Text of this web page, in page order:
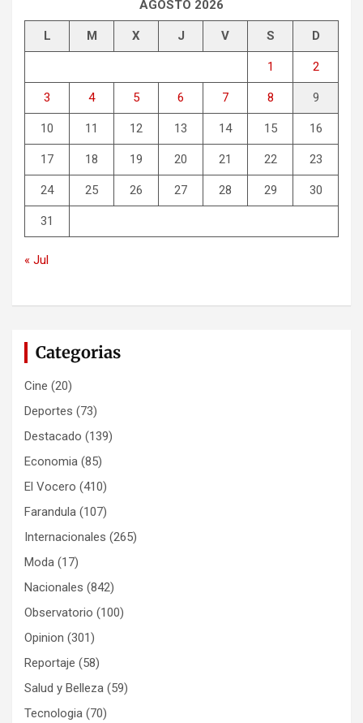
AGOSTO 2026
L M X J V S D
1 2
3 4 5 6 7 8 9
10 11 12 13 14 15 16
17 18 19 20 21 22 23
24 25 26 27 28 29 30
31
« Jul
Categorias
Cine (20)
Deportes (73)
Destacado (139)
Economia (85)
El Vocero (410)
Farandula (107)
Internacionales (265)
Moda (17)
Nacionales (842)
Observatorio (100)
Opinion (301)
Reportaje (58)
Salud y Belleza (59)
Tecnologia (70)